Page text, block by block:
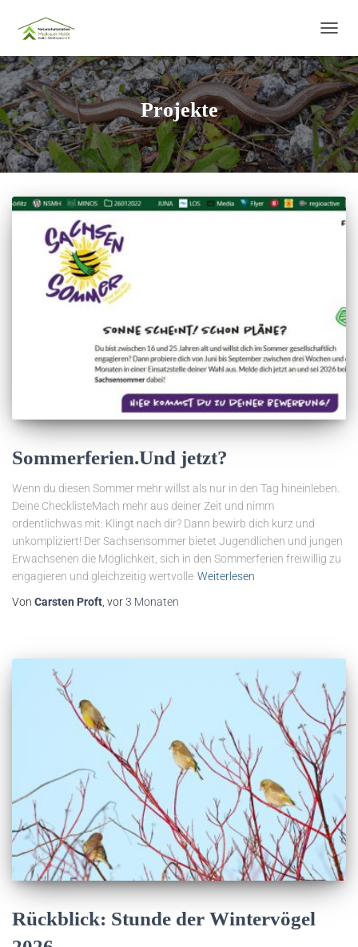
Projekte
Sommerferien.Und jetzt?
Wenn du diesen Sommer mehr willst als nur in den Tag hineinleben.
Deine ChecklisteMach mehr aus deiner Zeit und nimm
ordentlichwas mit: Klingt nach dir? Dann bewirb dich kurz und
unkompliziert! Der Sachsensommer bietet Jugendlichen und jungen
Erwachsenen die Möglichkeit, sich in den Sommerferien freiwillig zu
engagieren und gleichzeitig wertvolle Weiterlesen
Von Carsten Proft , vor3 Monaten
Rückblick: Stunde der Wintervögel